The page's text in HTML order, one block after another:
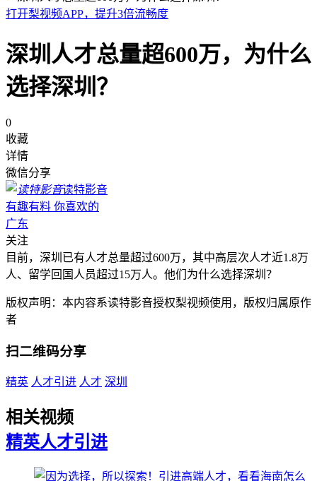
打开梨视频APP，提升3倍流畅度
深圳人才总量超600万，为什么
选择深圳？
0
收藏
详情
微信分享
读特影音
有趣有料 你喜欢的
广东
关注
目前，深圳已有人才总量超过600万，其中高层次人才近1.8万
人、留学回国人员超过15万人。他们为什么选择深圳？
版权声明：本内容系读特影音授权梨视频使用，版权归属原作
者
扫二维码分享
精英 人才引进 人才 深圳
相关视频
精英人才引进